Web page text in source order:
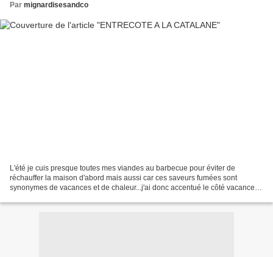
Par mignardisesandco
L'été je cuis presque toutes mes viandes au barbecue pour éviter de
réchauffer la maison d'abord mais aussi car ces saveurs fumées sont
synonymes de vacances et de chaleur...j'ai donc accentué le côté vacances